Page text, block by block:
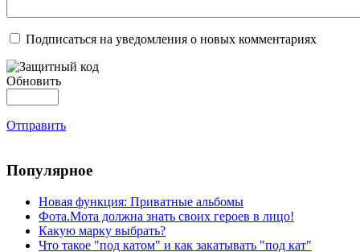
Подписаться на уведомления о новых комментариях
Обновить
Отправить
Популярное
Новая функция: Приватные альбомы
Фота.Мота должна знать своих героев в лицо!
Какую марку выбрать?
Что такое "под катом" и как закатывать "под кат"